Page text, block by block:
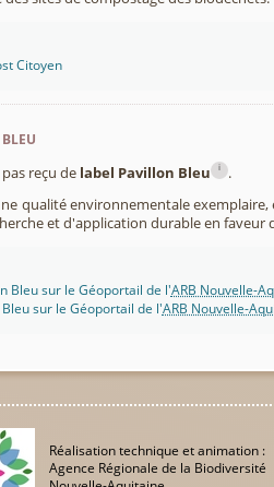
Citoyen
reçu de label Pavillon Bleu i
.
qualité environnementale
et d'application durable en
Bleu sur le Géoportail de l'ARB Nouvelle-
sur le Géoportail de l'ARB Nouvelle-
Réalisation technique et animation :
Agence Régionale de la Biodiversité